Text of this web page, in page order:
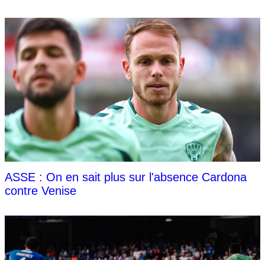
ASSE : On en sait plus sur l'absence Cardona
contre Venise